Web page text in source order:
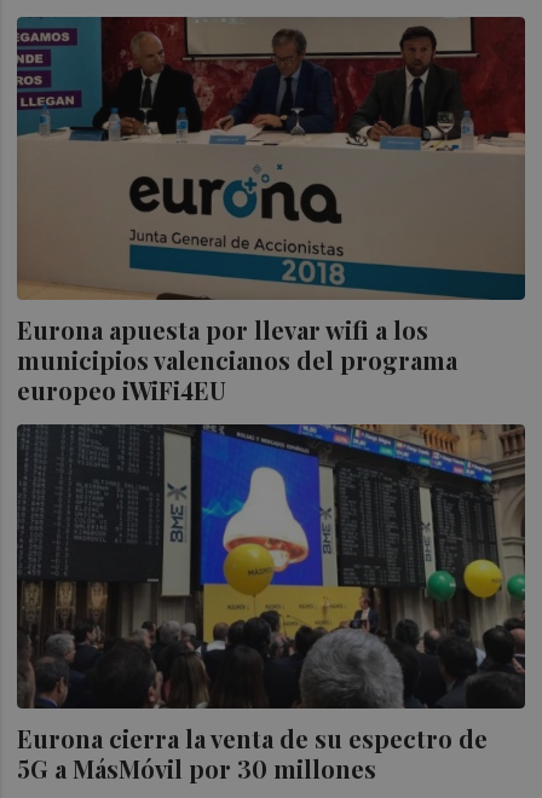
Eurona apuesta por llevar wifi a los
municipios valencianos del programa
europeo iWiFi4EU
Eurona cierra la venta de su espectro de
5G a MásMóvil por 30 millones